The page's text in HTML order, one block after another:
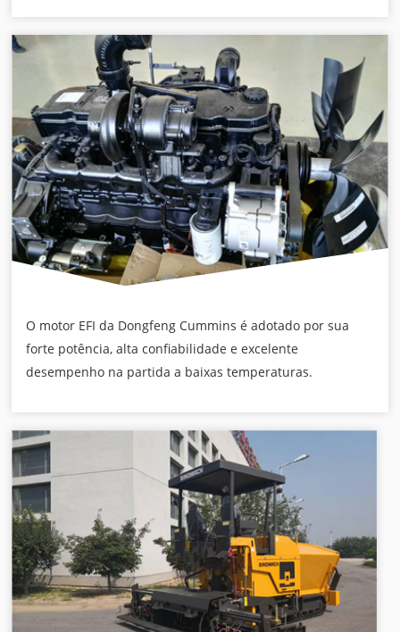
O motor EFI da Dongfeng Cummins é adotado por sua
forte potência, alta confiabilidade e excelente
desempenho na partida a baixas temperaturas.